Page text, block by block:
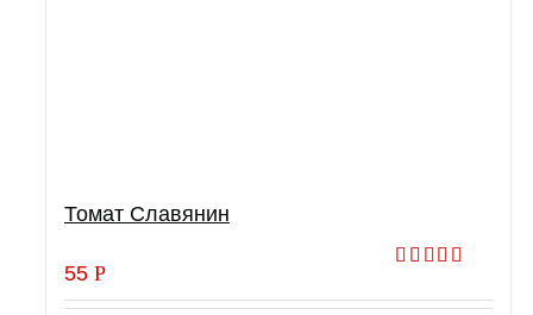
Томат Славянин
5.00из 5
55 Р